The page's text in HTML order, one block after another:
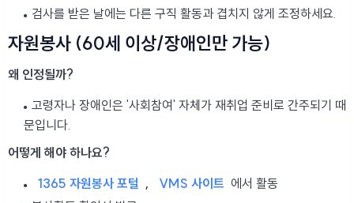
검사를 받은 날에는 다른 구직 활동과 겹치지 않게 조정하세요.
자원봉사 (60세 이상/장애인만 가능)
왜 인정될까?
고령자나 장애인은 '사회참여' 자체가 재취업 준비로 간주되기 때
문입니다.
어떻게 해야 하나요?
1365 자원봉사 포털 , VMS 사이트 에서 활동